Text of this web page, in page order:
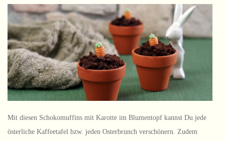
Mit diesen Schokomuffins mit Karotte im Blumentopf kannst Du jede
österliche Kaffeetafel bzw. jeden Osterbrunch verschönern. Zudem